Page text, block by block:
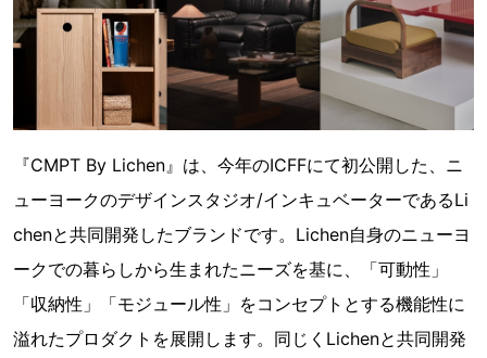
『CMPT By Lichen』は、今年のICFFにて初公開した、ニ
ューヨークのデザインスタジオ/インキュベーターであるLi
chenと共同開発したブランドです。Lichen自身のニューヨ
ークでの暮らしから生まれたニーズを基に、「可動性」
「収納性」「モジュール性」をコンセプトとする機能性に
溢れたプロダクトを展開します。同じくLichenと共同開発